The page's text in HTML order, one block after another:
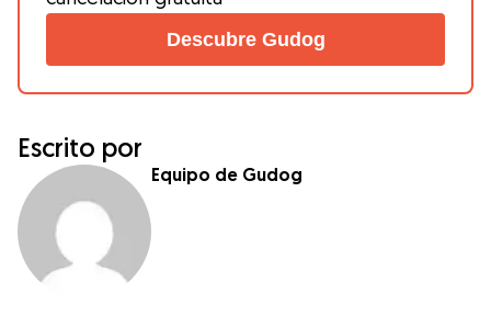
Descubre Gudog
Escrito por
Equipo de Gudog